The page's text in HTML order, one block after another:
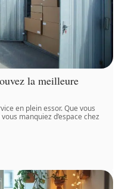
la meilleure
en plein essor. Que vous
manquiez d’espace chez